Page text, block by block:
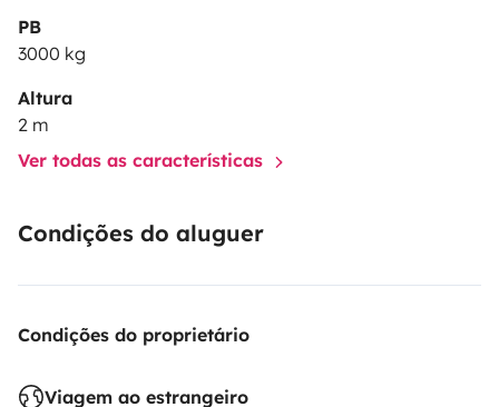
PB
3000 kg
Altura
2 m
Ver todas as características
Condições do aluguer
Condições do proprietário
Viagem ao estrangeiro